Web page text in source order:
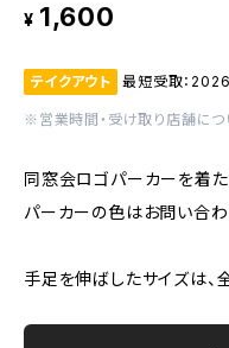
¥ 1,600
テイクアウト 最短受取：
※営業時間・受け取り店舗につ
同窓会ロゴパーカーを着た
パーカーの色はお問い合わ
手足を伸ばしたサイズは、